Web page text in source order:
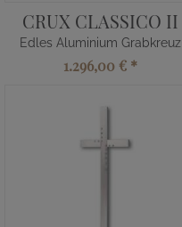
CRUX CLASSICO II
Edles Aluminium Grabkreuz
1.296,00 € *